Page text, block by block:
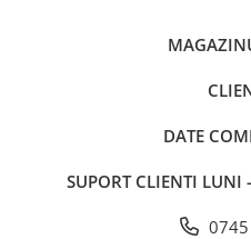
DATE
SUPORT CLIENTI LUNI